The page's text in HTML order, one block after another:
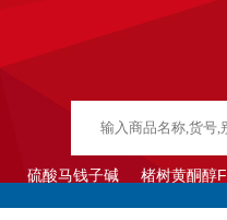
硫酸马钱子碱 楮树黄酮醇F